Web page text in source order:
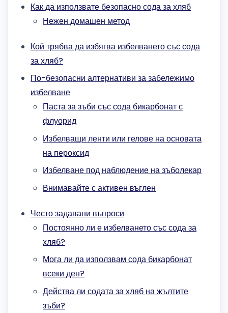
Как да използвате безопасно сода за хляб
Нежен домашен метод
Кой трябва да избягва избелването със сода
за хляб?
По-безопасни алтернативи за забележимо
избелване
Паста за зъби със сода бикарбонат с
флуорид
Избелващи ленти или гелове на основата
на пероксид
Избелване под наблюдение на зъболекар
Внимавайте с активен въглен
Често задавани въпроси
Постоянно ли е избелването със сода за
хляб?
Мога ли да използвам сода бикарбонат
всеки ден?
Действа ли содата за хляб на жълтите
зъби?